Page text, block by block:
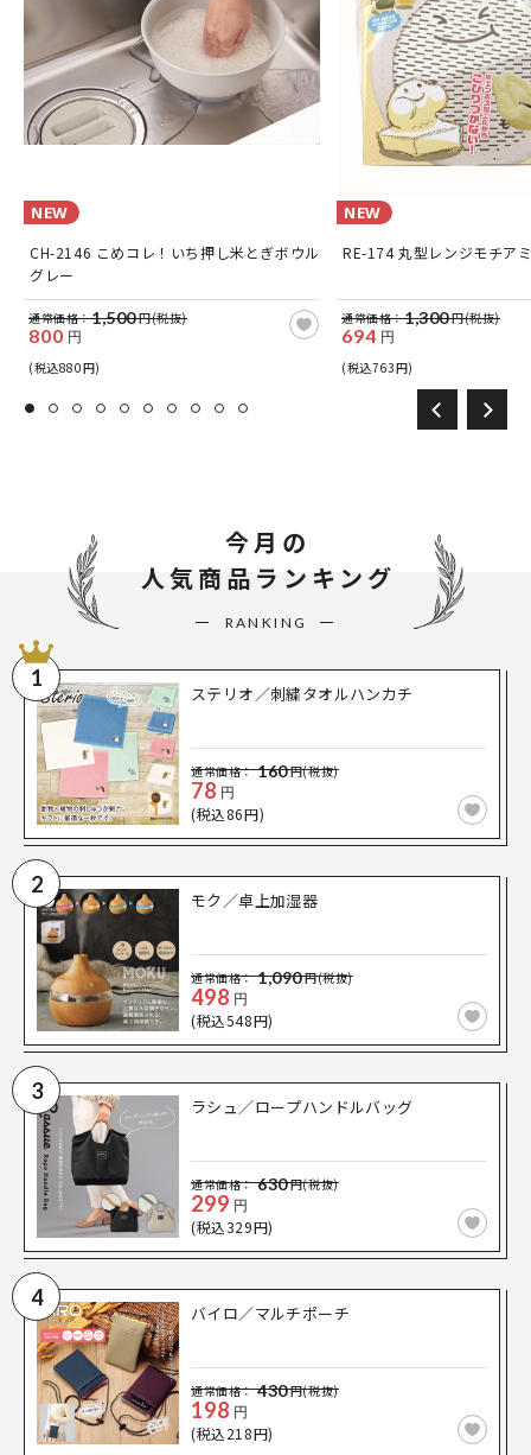
NEW
CH-2146 こめコレ！いち押し米とぎボウル
グレー
通常価格：1,500円(税抜)
800 円
(税込880円)
NEW
RE-174 丸型レンジモチア
通常価格：1,300円(税抜)
694 円
(税込763円)
今月の
人気商品ランキング
RANKING
1
ステリオ／刺繍タオルハンカチ
通常価格： 160円(税抜)
78 円
(税込86円)
2
モク／卓上加湿器
通常価格： 1,090円(税抜)
498 円
(税込548円)
3
ラシュ／ロープハンドルバッグ
通常価格： 630円(税抜)
299 円
(税込329円)
4
バイロ／マルチポーチ
通常価格： 430円(税抜)
198 円
(税込218円)